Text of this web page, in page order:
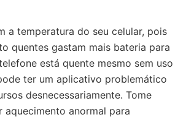
a temperatura do seu celular, pois
quentes gastam mais bateria para
está quente mesmo sem uso
ter um aplicativo problemático
desnecessariamente. Tome
aquecimento anormal para